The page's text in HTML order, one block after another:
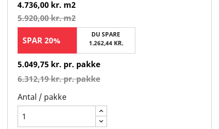
4.736,00 kr. m2
5.920,00 kr. m2
SPAR 20%
DU SPARE
1.262,44 KR.
5.049,75 kr. pr. pakke
6.312,19 kr. pr. pakke
Antal / pakke